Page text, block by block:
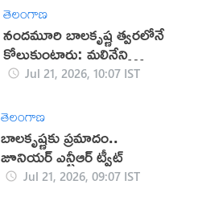
తెలంగాణ
నందమూరి బాలకృష్ణ త్వరలోనే
కోలుకుంటారు: మలినేని
గోపిచంద్
Jul 21, 2026, 10:07 IST
తెలంగాణ
బాలకృష్ణకు ప్రమాదం..
జూనియర్ ఎన్టీఆర్ ట్వీట్
Jul 21, 2026, 09:07 IST